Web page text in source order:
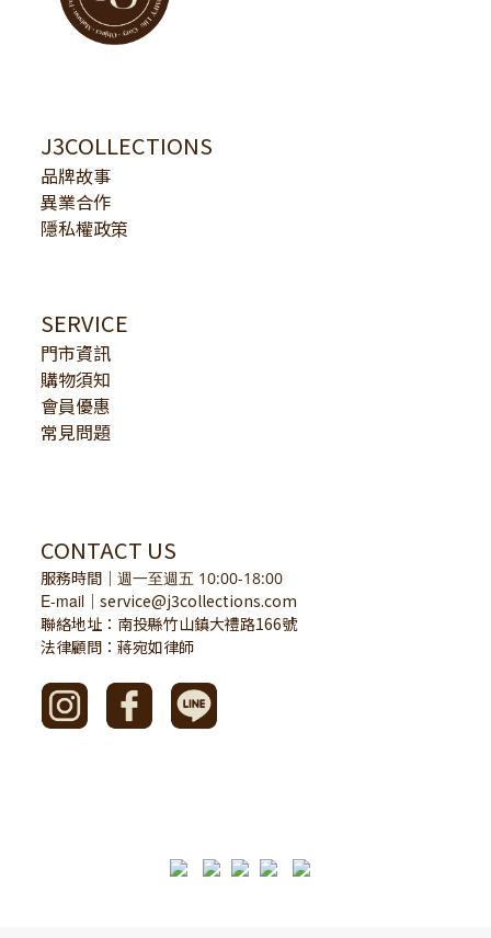
J3COLLECTIONS
品牌故事
異業合作
隱私權政策
SERVICE
門市資訊
購物須知
會員優惠
常見問題
CONTACT US
服務時間 ｜ 週一至週五 10:00-18:00
E-mail ｜ service@j3collections.com
聯絡地址：南投縣竹山鎮大禮路166號
法律顧問：蔣宛如律師